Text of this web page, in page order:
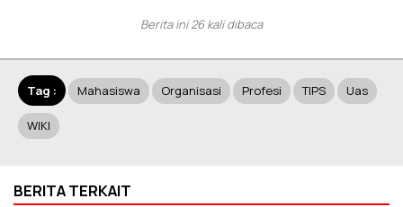
Berita ini 26 kali dibaca
Tag : Mahasiswa Organisasi Profesi TIPS Uas
WIKI
BERITA TERKAIT